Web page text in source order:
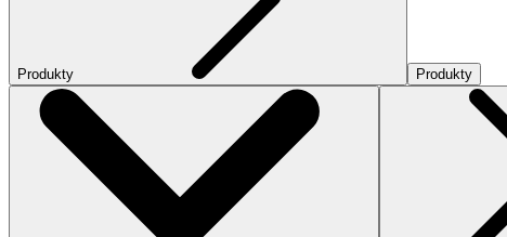
Produkty Produkty